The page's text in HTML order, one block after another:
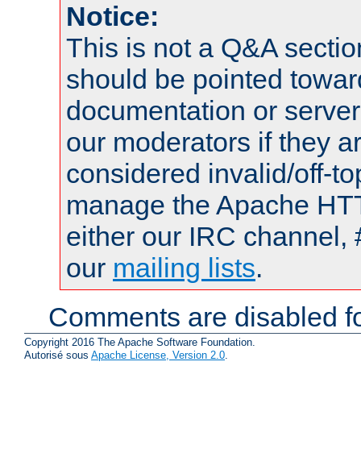
Notice:
This is not a Q&A
should be pointed
documentation or
our moderators if they
considered invalid/off-
manage the Apache
either our IRC channel,
our mailing lists.
Comments are disabled
Copyright 2016 The Apache Software Foundation.
Autorisé sous Apache License, Version 2.0